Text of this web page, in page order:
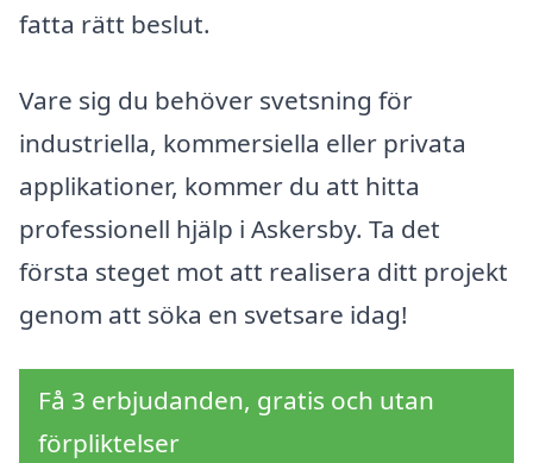
fatta rätt beslut.
Vare sig du behöver svetsning för
industriella, kommersiella eller privata
applikationer, kommer du att hitta
professionell hjälp i Askersby. Ta det
första steget mot att realisera ditt projekt
genom att söka en svetsare idag!
Få 3 erbjudanden, gratis och utan
förpliktelser